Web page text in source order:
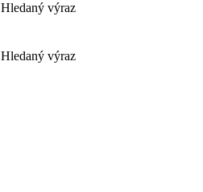
Hledaný výraz
Hledaný výraz